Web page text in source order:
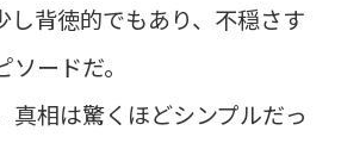
し背徳的でもあり、不穏さす
ードだ。
真相は驚くほどシンプルだっ